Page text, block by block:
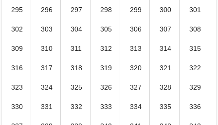
295 296 297 298 299 300 301
302 303 304 305 306 307 308
309 310 311 312 313 314 315
316 317 318 319 320 321 322
323 324 325 326 327 328 329
330 331 332 333 334 335 336